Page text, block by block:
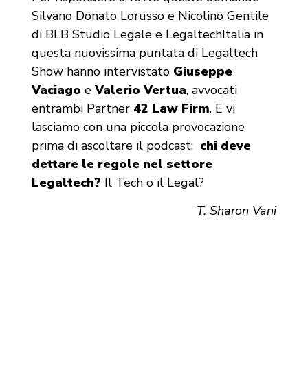
Silvano Donato Lorusso e Nicolino Gentile
di BLB Studio Legale e LegaltechItalia in
questa nuovissima puntata di Legaltech
Show hanno intervistato Giuseppe
Vaciago eValerio Vertua, avvocati
entrambi Partner 42 Law Firm. E vi
lasciamo con una piccola provocazione
prima di ascoltare il podcast: chi deve
dettare le regole nel settore
Legaltech? Il Tech o il Legal?
T. Sharon Vani